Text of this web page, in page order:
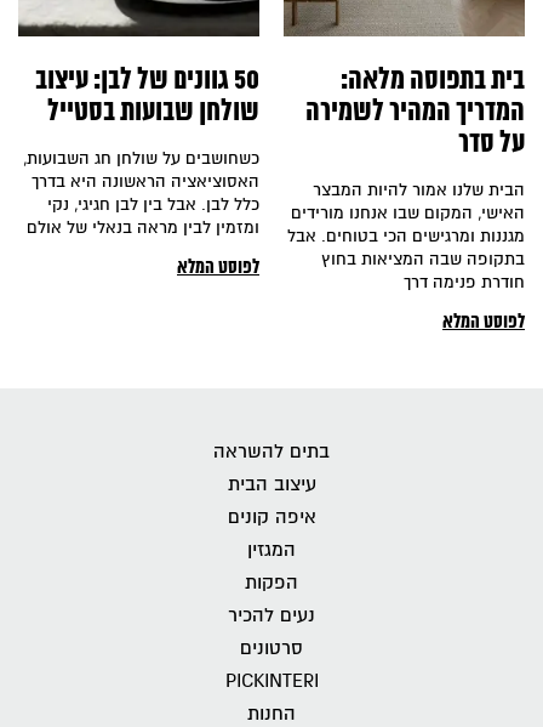
50 גוונים של לבן: עיצוב
שולחן שבועות בסטייל
כשחושבים על שולחן חג השבועות,
האסוציאציה הראשונה היא בדרך
כלל לבן. אבל בין לבן חגיגי, נקי
ומזמין לבין מראה בנאלי של אולם
לפוסט המלא
בית בתפוסה מלאה:
המדריך המהיר לשמירה
על סדר
הבית שלנו אמור להיות המבצר
האישי, המקום שבו אנחנו מורידים
מגננות ומרגישים הכי בטוחים. אבל
בתקופה שבה המציאות בחוץ
חודרת פנימה דרך
לפוסט המלא
בתים להשראה
עיצוב הבית
איפה קונים
המגזין
הפקות
נעים להכיר
סרטונים
PICKINTERI
החנות